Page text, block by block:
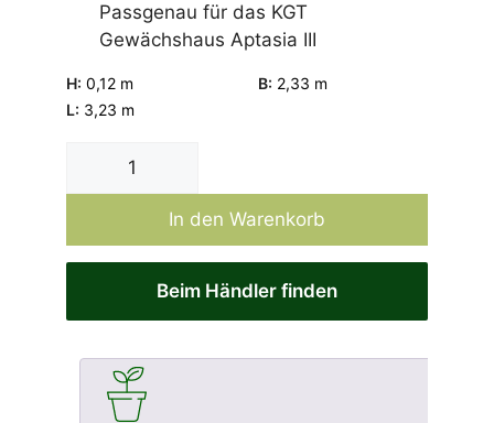
Passgenau für das KGT
Gewächshaus Aptasia III
H: 0,12 m B: 2,33 m
L: 3,23 m
Fundamentrahmen
In den Warenkorb
Beim Händler finden